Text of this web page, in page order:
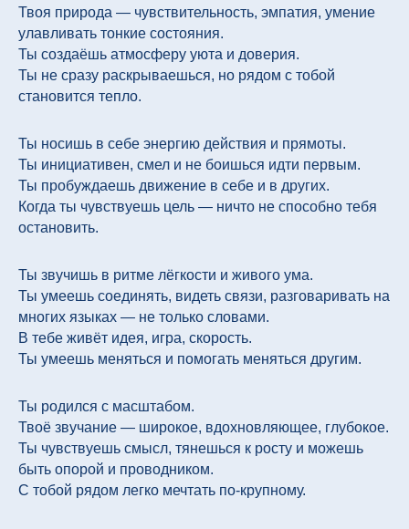
Твоя природа — чувствительность, эмпатия, умение
улавливать тонкие состояния.
Ты создаёшь атмосферу уюта и доверия.
Ты не сразу раскрываешься, но рядом с тобой
становится тепло.
Ты носишь в себе энергию действия и прямоты.
Ты инициативен, смел и не боишься идти первым.
Ты пробуждаешь движение в себе и в других.
Когда ты чувствуешь цель — ничто не способно тебя
остановить.
Ты звучишь в ритме лёгкости и живого ума.
Ты умеешь соединять, видеть связи, разговаривать на
многих языках — не только словами.
В тебе живёт идея, игра, скорость.
Ты умеешь меняться и помогать меняться другим.
Ты родился с масштабом.
Твоё звучание — широкое, вдохновляющее, глубокое.
Ты чувствуешь смысл, тянешься к росту и можешь
быть опорой и проводником.
С тобой рядом легко мечтать по-крупному.